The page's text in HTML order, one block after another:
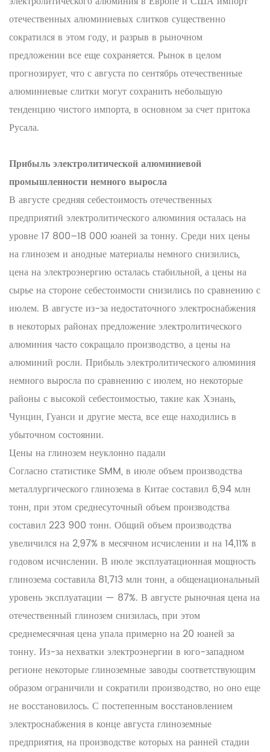
отечественных алюминиевых слитков существенно
сократился в этом году, и разрыв в рыночном
предложении все еще сохраняется. Рынок в целом
прогнозирует, что с августа по сентябрь отечественные
алюминиевые слитки могут сохранить небольшую
тенденцию чистого импорта, в основном за счет притока
Русала.
Прибыль электролитической алюминиевой
промышленности немного выросла
В августе средняя себестоимость отечественных
предприятий электролитического алюминия осталась на
уровне 17 800–18 000 юаней за тонну. Среди них цены
на глинозем и анодные материалы немного снизились,
цена на электроэнергию осталась стабильной, а цены на
сырье на стороне себестоимости снизились по сравнению с
июлем. В августе из-за недостаточного электроснабжения
в некоторых районах предложение электролитического
алюминия часто сокращало производство, а цены на
алюминий росли. Прибыль электролитического алюминия
немного выросла по сравнению с июлем, но некоторые
районы с высокой себестоимостью, такие как Хэнань,
Чунцин, Гуанси и другие места, все еще находились в
убыточном состоянии.
Цены на глинозем неуклонно падали
Согласно статистике SMM, в июле объем производства
металлургического глинозема в Китае составил 6,94 млн
тонн, при этом среднесуточный объем производства
составил 223 900 тонн. Общий объем производства
увеличился на 2,97% в месячном исчислении и на 14,11% в
годовом исчислении. В июле эксплуатационная мощность
глинозема составила 81,713 млн тонн, а общенациональный
уровень эксплуатации — 87%. В августе рыночная цена на
отечественный глинозем снизилась, при этом
среднемесячная цена упала примерно на 20 юаней за
тонну. Из-за нехватки электроэнергии в юго-западном
регионе некоторые глиноземные заводы соответствующим
образом ограничили и сократили производство, но оно еще
не восстановилось. С постепенным восстановлением
электроснабжения в конце августа глиноземные
предприятия, на производстве которых на ранней стадии